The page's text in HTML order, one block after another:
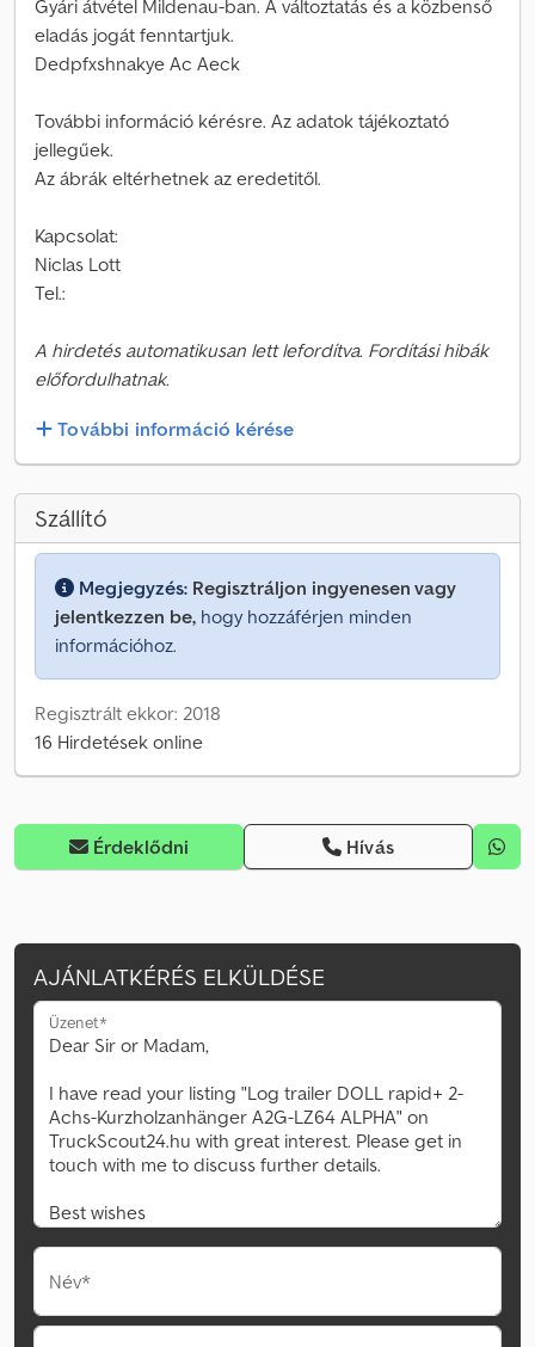
Gyári átvétel Mildenau-ban. A változtatás és a közbenső
eladás jogát fenntartjuk.
Dedpfxshnakye Ac Aeck
További információ kérésre. Az adatok tájékoztató
jellegűek.
Az ábrák eltérhetnek az eredetitől.
Kapcsolat:
Niclas Lott
Tel.:
A hirdetés automatikusan lett lefordítva. Fordítási hibák
előfordulhatnak.
További információ kérése
Szállító
Megjegyzés: Regisztráljon ingyenesen vagy
jelentkezzen be, hogy hozzáférjen minden
információhoz.
Regisztrált ekkor: 2018
16 Hirdetések online
Érdeklődni Hívás
AJÁNLATKÉRÉS ELKÜLDÉSE
Üzenet*
Név*